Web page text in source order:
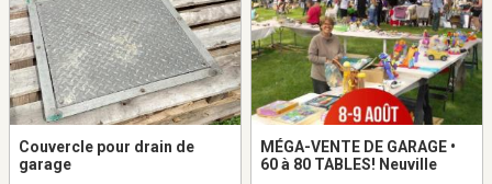
Couvercle pour drain de
garage
MÉGA-VENTE DE GARAGE •
60 à 80 TABLES! Neuville